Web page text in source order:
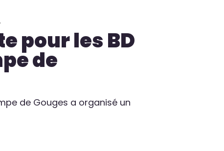
pour les BD
de
de Gouges a organisé un